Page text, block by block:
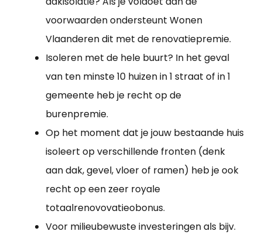
voorwaarden ondersteunt Wonen
Vlaanderen dit met de renovatiepremie.
Isoleren met de hele buurt? In het geval
van ten minste 10 huizen in 1 straat of in 1
gemeente heb je recht op de
burenpremie.
Op het moment dat je jouw bestaande huis
isoleert op verschillende fronten (denk
aan dak, gevel, vloer of ramen) heb je ook
recht op een zeer royale
totaalrenovovatieobonus.
Voor milieubewuste investeringen als bijv.